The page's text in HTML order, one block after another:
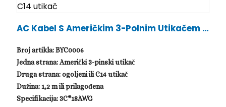
AC Kabel S Američkim 3-Polnim Utikačem N
Broj artikla: BYC0006
Jedna strana: Američki 3-pinski utikač
Druga strana: ogoljeni ili C14 utikač
Dužina: 1,2 m ili prilagođena
Specifikacija: 3C*18AWG